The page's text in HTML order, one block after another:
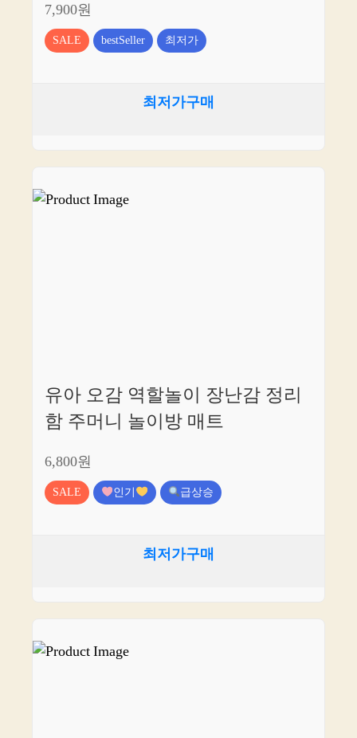
7,900원
SALE bestSeller 최저가
최저가구매
유아 오감 역할놀이 장난감 정리
함 주머니 놀이방 매트
6,800원
SALE 인기 급상승
최저가구매